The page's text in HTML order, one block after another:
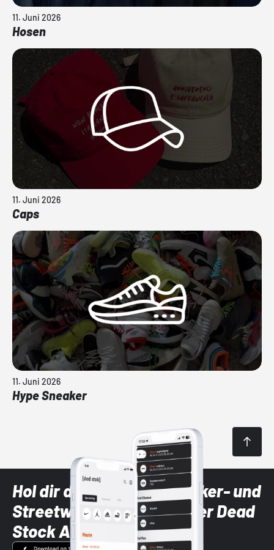
11. Juni 2026
Hosen
11. Juni 2026
Caps
11. Juni 2026
Hype Sneaker
Hol dir die neuesten Sneaker- und
Streetwear-Brands mit der Dead
Stock App